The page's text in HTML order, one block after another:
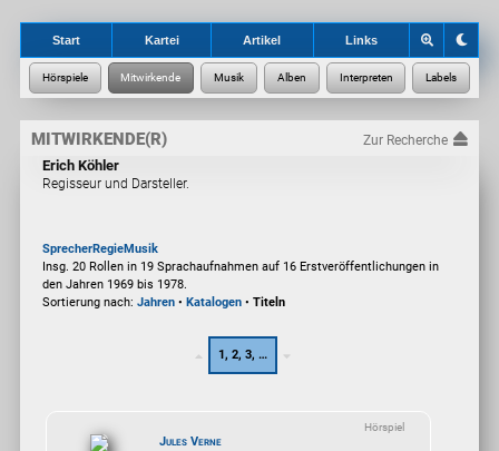
Start Kartei Artikel Links
MITWIRKENDE(R) Zur Recherche
Erich Köhler
Regisseur und Darsteller.
SprecherRegieMusik
Insg. 20 Rollen in 19 Sprachaufnahmen auf 16 Erstveröffentlichungen in
den Jahren 1969 bis 1978.
Sortierung nach: Jahren• Katalogen• Titeln
1, 2, 3, …
Hörspiel
Jules Verne